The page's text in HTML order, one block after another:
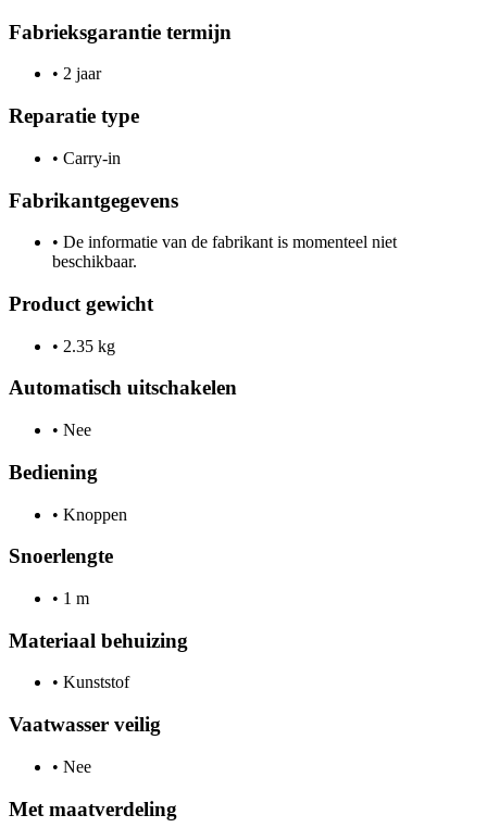
Fabrieksgarantie termijn
• 2 jaar
Reparatie type
• Carry-in
Fabrikantgegevens
• De informatie van de fabrikant is momenteel niet
beschikbaar.
Product gewicht
• 2.35 kg
Automatisch uitschakelen
• Nee
Bediening
• Knoppen
Snoerlengte
• 1 m
Materiaal behuizing
• Kunststof
Vaatwasser veilig
• Nee
Met maatverdeling